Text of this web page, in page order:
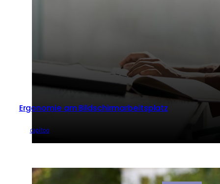
Ergonomie am Bildschirmarbeitsplatz
capitoo